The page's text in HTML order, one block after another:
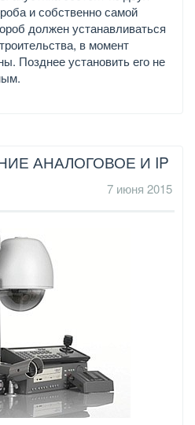
и собственно самой
должен устанавливаться
в момент
Позднее установить его не
АНАЛОГОВОЕ И IP
7 июня 2015